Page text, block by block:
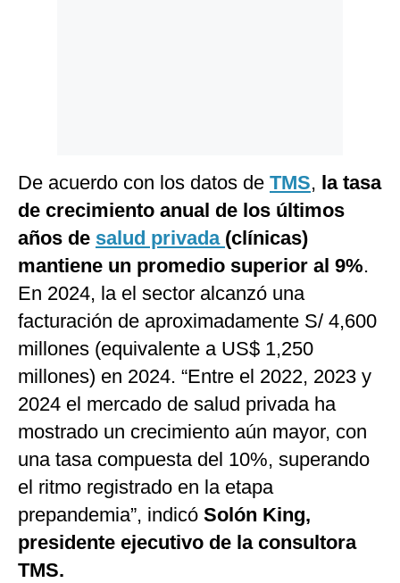
De acuerdo con los datos de TMS, la tasa
de crecimiento anual de los últimos
años de salud privada (clínicas)
mantiene un promedio superior al 9%.
En 2024, la el sector alcanzó una
facturación de aproximadamente S/ 4,600
millones (equivalente a US$ 1,250
millones) en 2024. “Entre el 2022, 2023 y
2024 el mercado de salud privada ha
mostrado un crecimiento aún mayor, con
una tasa compuesta del 10%, superando
el ritmo registrado en la etapa
prepandemia”, indicó Solón King,
presidente ejecutivo de la consultora
TMS.